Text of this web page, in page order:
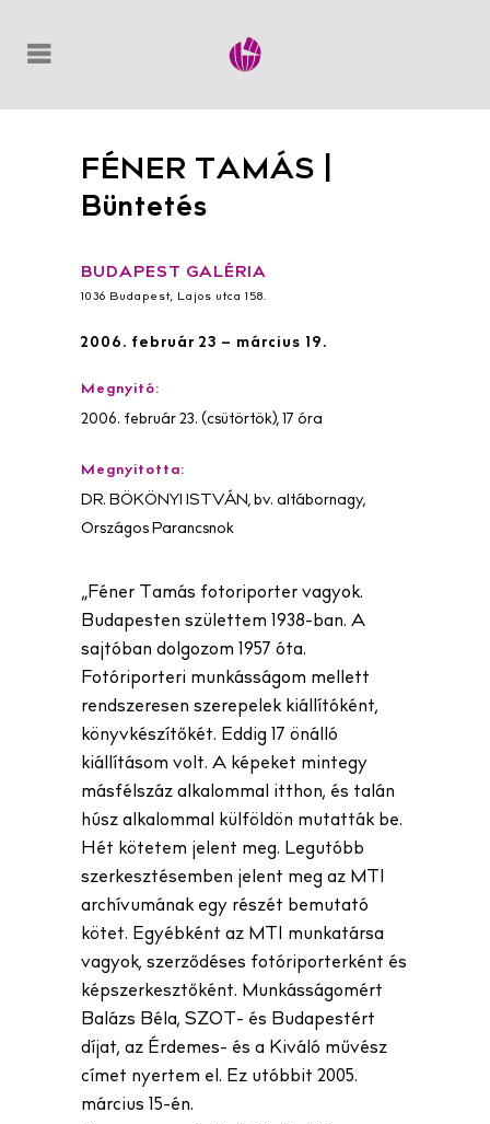
FÉNER TAMÁS |
Büntetés
BUDAPEST GALÉRIA
1036 Budapest, Lajos utca 158.
2006. február 23 – március 19.
Megnyitó:
2006. február 23. (csütörtök), 17 óra
Megnyitotta:
DR. BÖKÖNYI ISTVÁN, bv. altábornagy,
Országos Parancsnok
„Féner Tamás fotoriporter vagyok.
Budapesten születtem 1938-ban. A
sajtóban dolgozom 1957 óta.
Fotóriporteri munkásságom mellett
rendszeresen szerepelek kiállítóként,
könyvkészítőkét. Eddig 17 önálló
kiállításom volt. A képeket mintegy
másfélszáz alkalommal itthon, és talán
húsz alkalommal külföldön mutatták be.
Hét kötetem jelent meg. Legutóbb
szerkesztésemben jelent meg az MTI
archívumának egy részét bemutató
kötet. Egyébként az MTI munkatársa
vagyok, szerződéses fotóriporterként és
képszerkesztőként. Munkásságomért
Balázs Béla, SZOT- és Budapestért
díjat, az Érdemes- és a Kiváló művész
címet nyertem el. Ez utóbbit 2005.
március 15-én.